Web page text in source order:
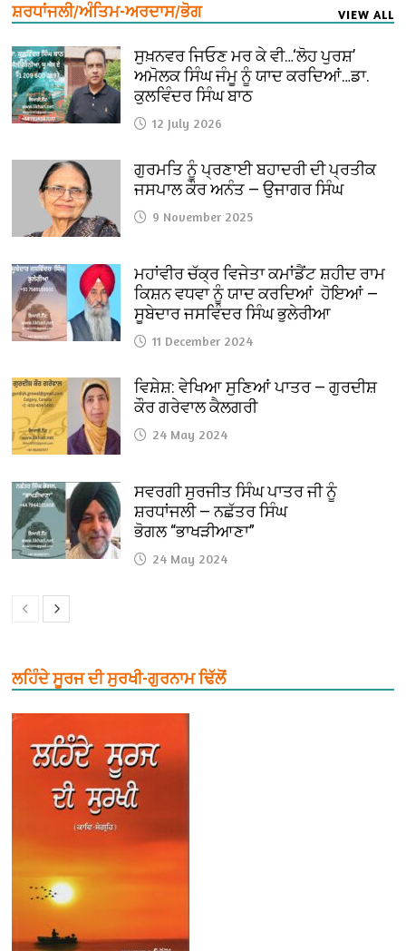
ਸ਼ਰਧਾਂਜਲੀ/ਅੰਤਿਮ-ਅਰਦਾਸ/ਭੋਗ VIEW ALL
ਸੁਖ਼ਨਵਰ ਜਿਓਣ ਮਰ ਕੇ ਵੀ…‘ਲੋਹ ਪੁਰਸ਼’
ਅਮੋਲਕ ਸਿੰਘ ਜੰਮੂ ਨੂੰ ਯਾਦ ਕਰਦਿਆਂ…ਡਾ.
ਕੁਲਵਿੰਦਰ ਸਿੰਘ ਬਾਠ
12 July 2026
ਗੁਰਮਤਿ ਨੂੰ ਪ੍ਰਣਾਈ ਬਹਾਦਰੀ ਦੀ ਪ੍ਰਤੀਕ
ਜਸਪਾਲ ਕੌਰ ਅਨੰਤ — ਉਜਾਗਰ ਸਿੰਘ
9 November 2025
ਮਹਾਂਵੀਰ ਚੱਕ੍ਰ ਵਿਜੇਤਾ ਕਮਾਂਡੈਂਟ ਸ਼ਹੀਦ ਰਾਮ
ਕਿਸ਼ਨ ਵਧਵਾ ਨੂੰ ਯਾਦ ਕਰਦਿਆਂ ਹੋਇਆਂ —
ਸੂਬੇਦਾਰ ਜਸਵਿੰਦਰ ਸਿੰਘ ਭੁਲੇਰੀਆ
11 December 2024
ਵਿਸ਼ੇਸ਼: ਵੇਖਿਆ ਸੁਣਿਆਂ ਪਾਤਰ — ਗੁਰਦੀਸ਼
ਕੌਰ ਗਰੇਵਾਲ ਕੈਲਗਰੀ
24 May 2024
ਸਵਰਗੀ ਸੁਰਜੀਤ ਸਿੰਘ ਪਾਤਰ ਜੀ ਨੂੰ
ਸ਼ਰਧਾਂਜਲੀ — ਨਛੱਤਰ ਸਿੰਘ
ਭੋਗਲ “ਭਾਖੜੀਆਣਾ”
24 May 2024
ਲਹਿੰਦੇ ਸੂਰਜ ਦੀ ਸੁਰਖੀ-ਗੁਰਨਾਮ ਢਿੱਲੋਂ